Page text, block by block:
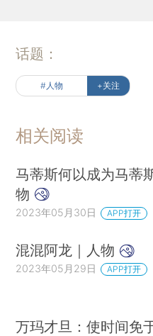
话题：
#人物 +关注
相关阅读
马蒂斯何以成为马蒂
物
2023年05月30日 APP打开
混混阿龙｜人物
2023年05月29日 APP打开
万玛才旦：使时间免